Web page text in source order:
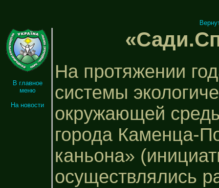
В главное
меню
На новости
На протяжении
системы
окружающей
города Каменца-
каньона»
осуществлялись